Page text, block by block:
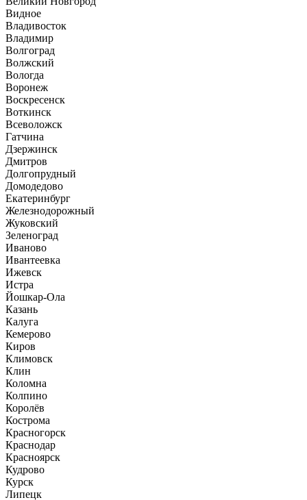
Видное
Владивосток
Владимир
Волгоград
Волжский
Вологда
Воронеж
Воскресенск
Воткинск
Всеволожск
Гатчина
Дзержинск
Дмитров
Долгопрудный
Домодедово
Екатеринбург
Железнодорожный
Жуковский
Зеленоград
Иваново
Ивантеевка
Ижевск
Истра
Йошкар-Ола
Казань
Калуга
Кемерово
Киров
Климовск
Клин
Коломна
Колпино
Королёв
Кострома
Красногорск
Краснодар
Красноярск
Кудрово
Курск
Липецк